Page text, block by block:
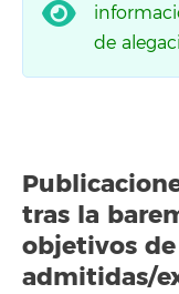
de
tras la
objetivos
admitidas/